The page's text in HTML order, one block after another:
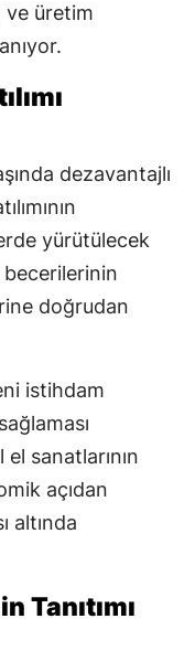
ve üretim
dezavantajlı
yürütülecek
becerilerinin
doğrudan
istihdam
sanatlarının
açıdan
altında
Tanıtımı